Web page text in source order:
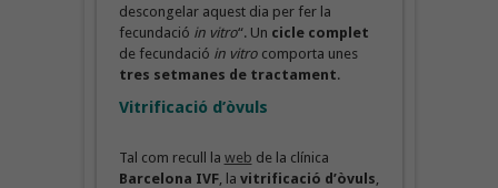
descongelar aquest dia per fer la
fecundació in vitro“. Un cicle complet
de fecundació in vitrocomporta unes
tres setmanes de tractament.
Vitrificació d’òvuls
Tal com recull la web de la clínica
Barcelona IVF, la vitrificació d’òvuls